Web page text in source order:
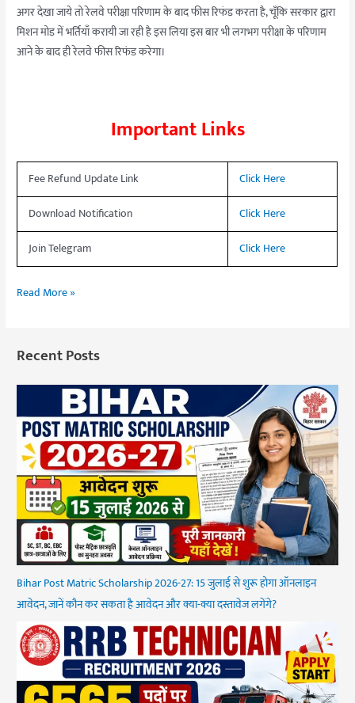
अगर देखा जाये तो रेलवे परीक्षा परिणाम के बाद फीस रिफंड करता है, चूँकि सरकार द्वारा
मिशन मोड में भर्तियाँ करायी जा रही है इस लिया इस बार भी लगभग परीक्षा के परिणाम
आने के बाद ही रेलवे फीस रिफंड करेगा।
Important Links
Fee Refund Update Link
Click Here
Download Notification
Click Here
Join Telegram
Click Here
Read More »
Recent Posts
Bihar Post Matric Scholarship 2026-27: 15 जुलाई से शुरू होगा ऑनलाइन
आवेदन, जानें कौन कर सकता है आवेदन और क्या-क्या दस्तावेज लगेंगे?